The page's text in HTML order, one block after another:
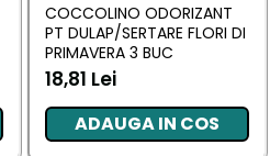
COCCOLINO ODORIZANT
PT DULAP/SERTARE FLORI DI
PRIMAVERA 3 BUC
18,81 Lei
ADAUGA IN COS